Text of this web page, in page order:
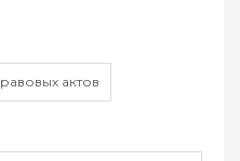
актов